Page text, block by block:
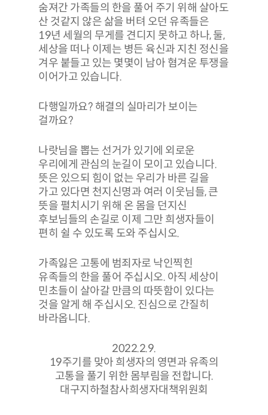
숨져간 가족들의 한을 풀어 주기 위해 살아도
산 것같지 않은 삶을 버텨 오던 유족들은
19년 세월의 무게를 견디지 못하고 하나, 둘,
세상을 떠나 이제는 병든 육신과 지친 정신을
겨우 붙들고 있는 몇몇이 남아 혐겨운 투쟁을
이어가고 있습니다.
다행일까요? 해결의 실마리가 보이는
걸까요?
나랏님을 뽑는 선거가 있기에 외로운
우리에게 관심의 눈길이 모이고 있습니다.
뜻은 있으되 힘이 없는 우리가 바른 길을
가고 있다면 천지신명과 여러 이웃님들, 큰
뜻을 펼치시기 위해 온 몸을 던지신
후보님들의 손길로 이제 그만 희생자들이
편히 쉴 수 있도록 도와 주십시오.
가족잃은 고통에 범죄자로 낙인찍힌
유족들의 한을 풀어 주십시오. 아직 세상이
민초들이 살아갈 만큼의 따뜻함이 있다는
것을 알게 해 주십시오. 진심으로 간질히
바라옵니다.
2022.2.9.
19주기를 맞아 희생자의 영면과 유족의
고통을 풀기 위한 몸부림을 전합니다.
대구지하철참사희생자대책위원회